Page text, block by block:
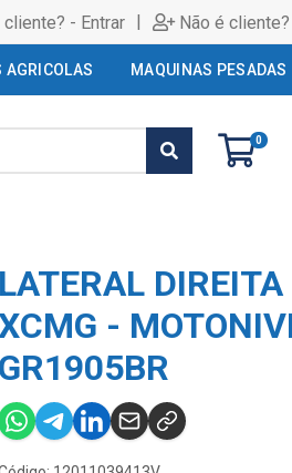
- Entrar | Não é
AGRICOLAS MAQUINAS PESADAS
0
LATERAL
-
GR1905BR